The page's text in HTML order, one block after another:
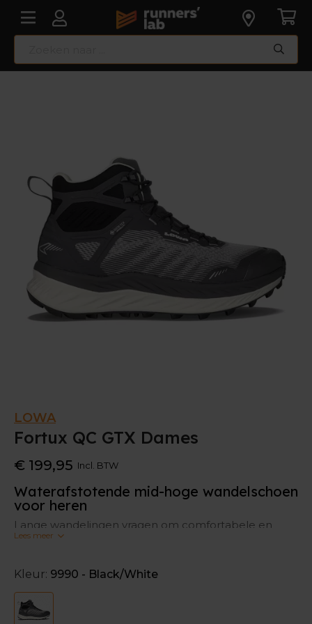
LOWA
Fortux QC GTX Dames
€ 199,95 Incl. BTW
Waterafstotende mid-hoge wandelschoen
voor heren
Lange wandelingen vragen om comfortabele en
kwalitatieve schoenen. Deze LOWA Fortux GTX is het
gewone LOWA Fortux.
Dankzij het GORE-TEX membraan houdt de schoen
je voeten droog, en kunnen ze gemakkelijk blijven
Lees meer
Kleur: 9990 - Black/White